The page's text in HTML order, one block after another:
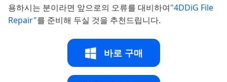
용하시는 분이라면 앞으로의 오류를 대비하여"4DDiG File
Repair"를 준비해 두실 것을 추천드립니다.
바로 구매